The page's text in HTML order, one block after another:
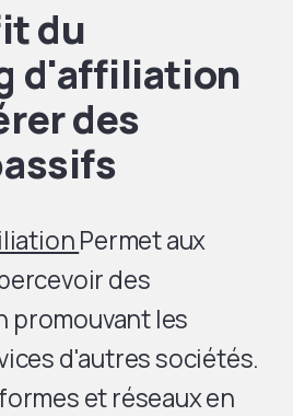
du
d'affiliation
des
Permet aux
des
promouvant les
d'autres sociétés.
et réseaux en